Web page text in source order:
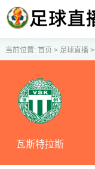
当前位置: 首页 > 足球直播>
瓦斯特拉斯